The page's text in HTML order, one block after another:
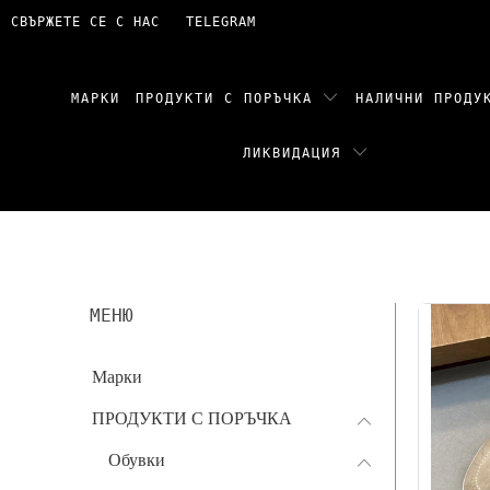
СВЪРЖЕТЕ СЕ С НАС TELEGRAM
МАРКИ ПРОДУКТИ С ПОРЪЧКА НАЛИЧНИ
ЛИКВИДАЦИЯ
МЕНЮ
Марки
ПРОДУКТИ С ПОРЪЧКА
Обувки